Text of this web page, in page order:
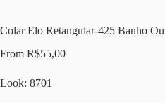
Colar Elo Retangular-425 Banho
From R$55,00
Look: 8701